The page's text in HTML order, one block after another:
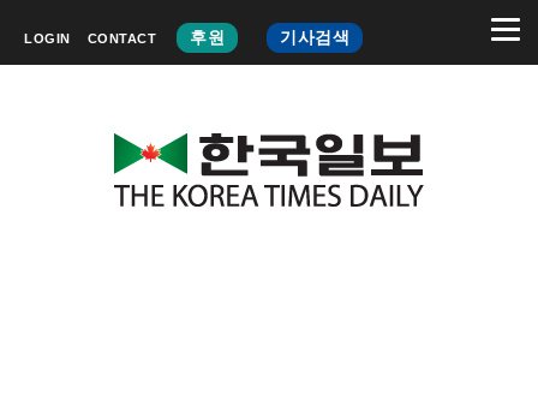
LOGIN CONTACT 후원 기사검색